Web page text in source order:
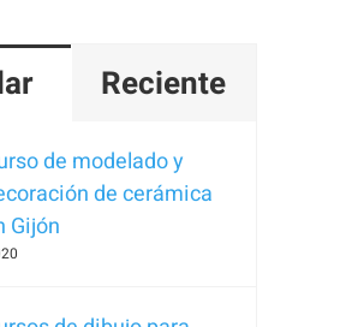
Reciente
de modelado y
de cerámica
Gijón
base a cómo
se usa la